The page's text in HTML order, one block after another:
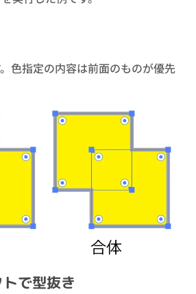
色指定の内容は前面のものが優先
で型抜き